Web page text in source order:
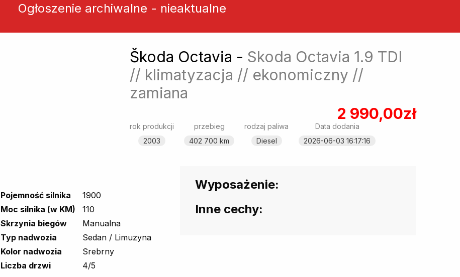
Ogłoszenie archiwalne - nieaktualne
NastępnyŠkoda Octavia - Skoda Octavia 1.9 TDI
// klimatyzacja // ekonomiczny //
zamiana
2 990,00zł
rok produkcji
2003
przebieg
402 700 km
rodzaj paliwa
Diesel
Data dodania
2026-06-03 16:17:16
Pojemność silnika
1900
Moc silnika (w KM)
110
Skrzynia biegów
Manualna
Typ nadwozia
Sedan / Limuzyna
Kolor nadwozia
Srebrny
Liczba drzwi
4/5
Wyposażenie:
Inne cechy: